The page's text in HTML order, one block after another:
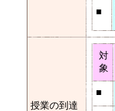
■
授業の到達
対
象
■